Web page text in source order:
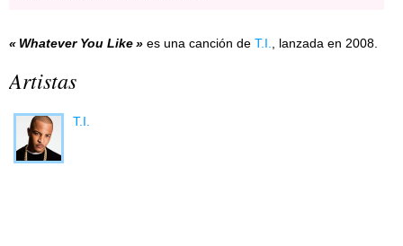
Whatever You Like es una canción de T.I. , lanzada en 2008.
Artistas
T.I.